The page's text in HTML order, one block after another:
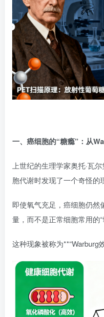
一、癌细胞的“糖瘾”：从
上世纪的生理学家奥托·瓦
胞代谢时发现了一个奇怪的
即使氧气充足，癌细胞仍然
量，而不是正常细胞常用的“
这种现象被称为**“Warburg效